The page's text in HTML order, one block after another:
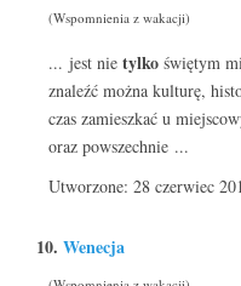
(Wspomnienia z wakacji)
... jest nie tylko świętym
znaleźć można kulturę,
czas zamieszkać u
oraz powszechnie ...
Utworzone: 28 czerwiec
10. Wenecja